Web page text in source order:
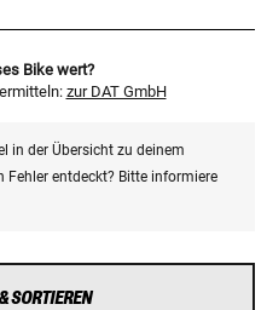
Bike wert?
zur DAT GmbH
in der Übersicht zu deinem
Fehler entdeckt? Bitte informiere
SORTIEREN